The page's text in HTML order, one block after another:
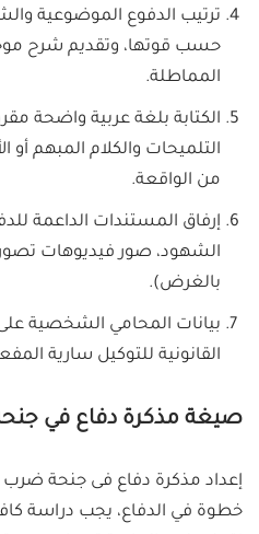
ترتيب الدفوع الموضوعية
حسب قوتها، وتقديم شرح
المماطلة.
الكتابة بلغة عربية واضحة
التلميحات والكلام المبهم أو
من الواقعة.
إرفاق المستندات الداعمة
الشهود، صور فيديوهات تصور
بالغرض).
بيانات المحامي الشخصية
القانونية للتوكيل سارية
صيغة مذكرة دفاع في
إعداد مذكرة دفاع فى جنحة ضرب
خطوة في الدفاع، يجب دراسة